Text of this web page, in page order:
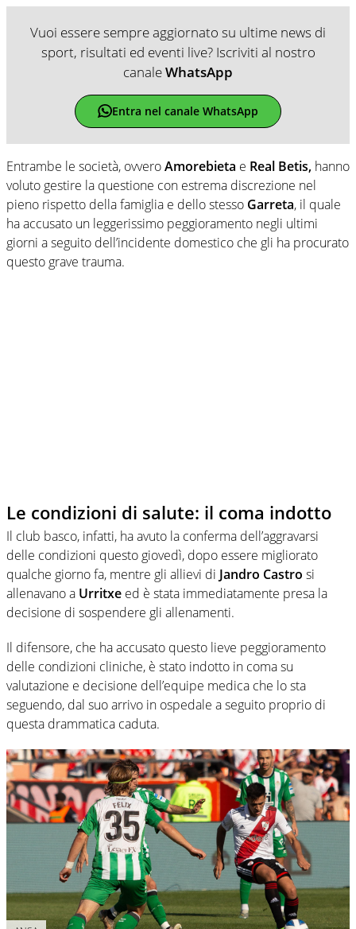
Vuoi essere sempre aggiornato su ultime news di
sport, risultati ed eventi live? Iscriviti al nostro
canaleWhatsApp
Entra nel canale WhatsApp
Entrambe le società, ovveroAmorebieta e Real Betis, hanno
voluto gestire la questione con estrema discrezione nel
pieno rispetto della famiglia e dello stesso Garreta, il quale
ha accusato un leggerissimo peggioramento negli ultimi
giorni a seguito dell’incidente domestico che gli ha procurato
questo grave trauma.
Le condizioni di salute: il coma indotto
Il club basco, infatti, ha avuto la conferma dell’aggravarsi
delle condizioni questo giovedì, dopo essere migliorato
qualche giorno fa, mentre gli allievi di Jandro Castro si
allenavano a Urritxe ed è stata immediatamente presa la
decisione di sospendere gli allenamenti.
Il difensore, che ha accusato questo lieve peggioramento
delle condizioni cliniche, è stato indotto in coma su
valutazione e decisione dell’equipe medica che lo sta
seguendo, dal suo arrivo in ospedale a seguito proprio di
questa drammatica caduta.